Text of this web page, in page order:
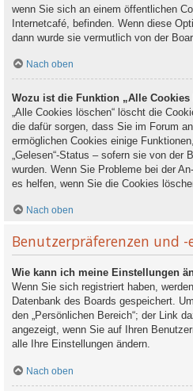
wenn Sie sich an einem öffentlichen
Internetcafé, befinden. Wenn diese
dann wurde sie vermutlich von der
Nach oben
Wozu ist die Funktion „Alle Cookies
„Alle Cookies löschen“ löscht die
die dafür sorgen, dass Sie im Forum
ermöglichen Cookies einige
„Gelesen“-Status – sofern sie von der
wurden. Wenn Sie Probleme bei der
es helfen, wenn Sie die Cookies
Nach oben
Benutzerpräferenzen und
Wie kann ich meine Einstellungen
Wenn Sie sich registriert haben,
Datenbank des Boards gespeichert.
den „Persönlichen Bereich“; der Link
angezeigt, wenn Sie auf Ihren
alle Ihre Einstellungen ändern.
Nach oben